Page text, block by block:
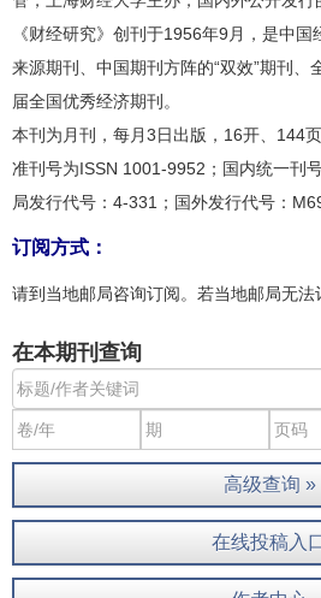
《财经研究》创刊于1956年9月，是中
来源期刊、中国期刊方阵的“双效”期刊、
届全国优秀经济期刊。
本刊为月刊，每月3日出版，16开、144
准刊号为ISSN 1001-9952；国内统一刊
局发行代号：4-331；国外发行代号：
订阅方式：
请到当地邮局咨询订阅。若当地邮局无法
在本期刊查询
高级查询 »
在线投稿入